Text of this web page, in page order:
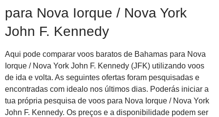
para Nova Iorque / Nova York
John F. Kennedy
Aqui pode comparar voos baratos de Bahamas para Nova
Iorque / Nova York John F. Kennedy (JFK) utilizando voos
de ida e volta. As seguintes ofertas foram pesquisadas e
encontradas com idealo nos últimos dias. Poderás iniciar a
tua própria pesquisa de voos para Nova Iorque / Nova York
John F. Kennedy. Os preços e a disponibilidade podem ser